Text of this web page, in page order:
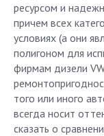
ресурсом и
причем всех
условиях (а они
полигоном для
фирмам дизели
того или иного
всегда носит
сказать о